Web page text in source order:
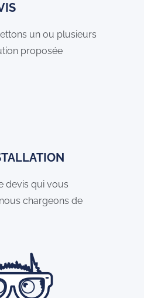
un ou plusieurs
proposée
devis qui vous
chargeons de